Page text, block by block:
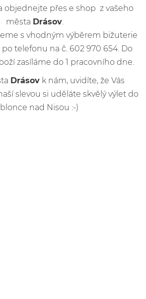
objednejte přes e shop z vašeho
města Drásov
s vhodným výběrem bižuterie
telefonu na č. 602 970 654. Do
zasíláme do 1 pracovního dne.
Drásov k nám, uvidíte, že Vás
slevou si uděláte skvělý výlet do
nad Nisou :-)